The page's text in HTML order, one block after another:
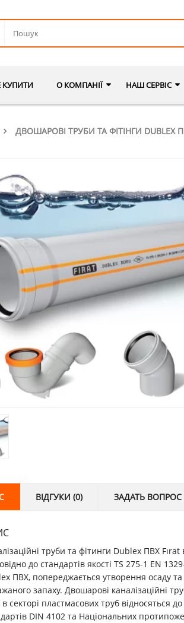
КУПИТИ О КОМПАНІЇ НАШ СЕРВІС
ДВОШАРОВІ ТРУБИ ТА ФІТІНГИ DUBLEX
ВІДГУКИ (0) ЗАДАТЬ ВОПРОС
труби та фітинги Dublex ПВХ
до стандартів якості TS 275-1 EN
ПВХ, попереджається утворення осаду
запаху. Двошарові каналізаційні
секторі пластмасових труб відносяться
DIN 4102 та Національних